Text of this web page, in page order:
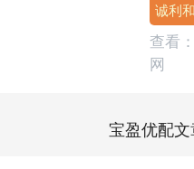
诚利和
查看：
网
宝盈优配